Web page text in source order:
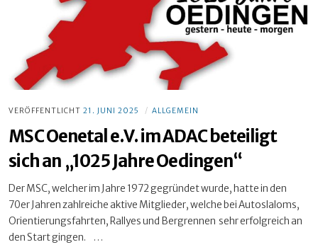
VERÖFFENTLICHT 21. JUNI 2025 ALLGEMEIN
MSC Oenetal e.V. im ADAC beteiligt
sich an „1025 Jahre Oedingen“
Der MSC, welcher im Jahre 1972 gegründet wurde, hatte in den
70er Jahren zahlreiche aktive Mitglieder, welche bei Autoslaloms,
Orientierungsfahrten, Rallyes und Bergrennen sehr erfolgreich an
den Start gingen. …